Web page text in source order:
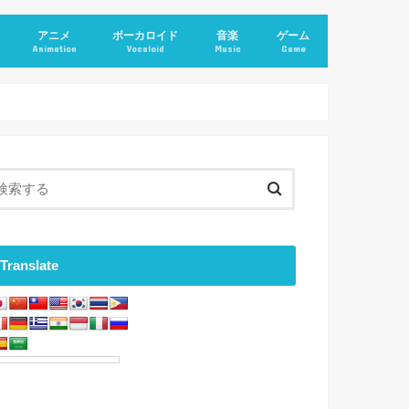
アニメ
Animation
ボーカロイド
Vocaloid
音楽
Music
ゲーム
Game
Translate